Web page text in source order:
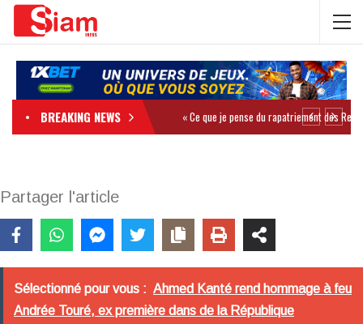
BREAKING NEWS
Partager l'article
Sélectionné pour vous : Ahmed Kanté rend hommage à feu
Andrée Touré, ex première dans de la République